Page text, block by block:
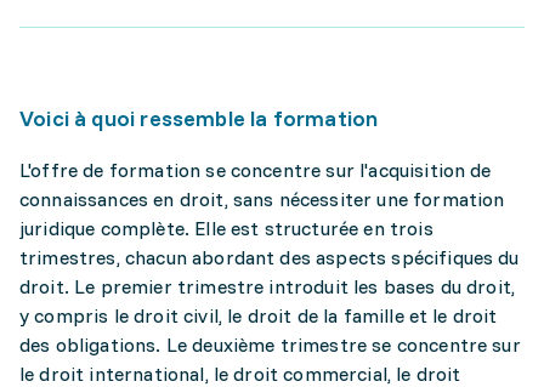
Voici à quoi ressemble la formation
L'offre de formation se concentre sur l'acquisition de
connaissances en droit, sans nécessiter une formation
juridique complète. Elle est structurée en trois
trimestres, chacun abordant des aspects spécifiques du
droit. Le premier trimestre introduit les bases du droit,
y compris le droit civil, le droit de la famille et le droit
des obligations. Le deuxième trimestre se concentre sur
le droit international, le droit commercial, le droit